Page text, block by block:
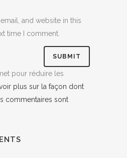
and website in this
time I comment.
pour réduire les
plus sur la façon dont
commentaires sont